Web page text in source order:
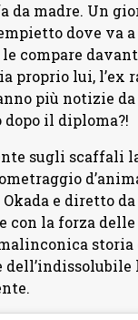
da madre. Un
dove va a
compare
proprio lui, l’ex
più notizie da
il diploma?!
sugli scaffali
e diretto
con la forza delle
storia
dell’indissolubile